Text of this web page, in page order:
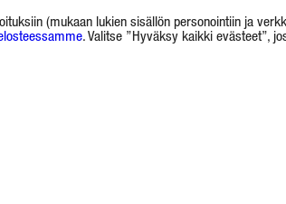
(mukaan lukien sisällön personointiin ja
. Valitse ”Hyväksy kaikki evästeet”,